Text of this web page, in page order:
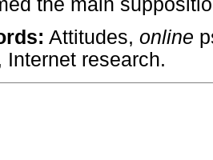
the main
Attitudes, online
Internet research.